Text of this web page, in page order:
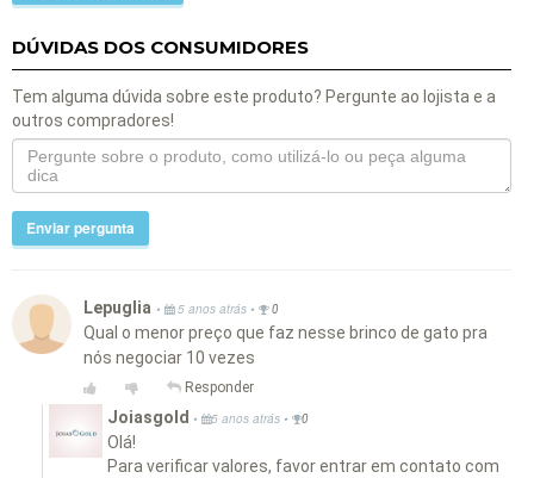
DÚVIDAS DOS CONSUMIDORES
Tem alguma dúvida sobre este produto? Pergunte ao lojista e a
outros compradores!
Enviar pergunta
Lepuglia • 5 anos atrás • 0
Qual o menor preço que faz nesse brinco de gato pra
nós negociar 10 vezes
Responder
Joiasgold • 5 anos atrás • 0
Olá!
Para verificar valores, favor entrar em contato com